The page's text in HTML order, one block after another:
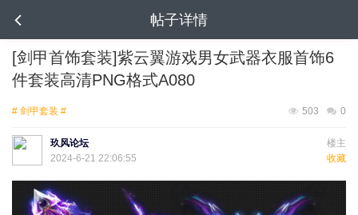
帖子详情
[剑甲首饰套装]紫云翼游戏男女武器衣服首饰6
件套装高清PNG格式A080
# 剑甲套装 # 0
503
楼主
玖风论坛
收藏
2024-6-21 22:06:55